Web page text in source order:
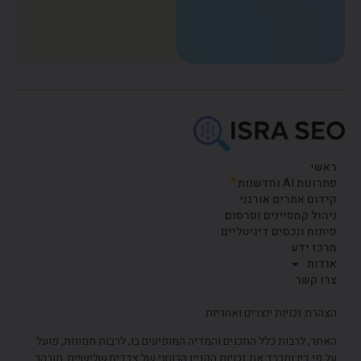
ראשי
פתרונות AI וחדשנות
קידום אתרים אורגני
ניהול קמפיינים ופרסום
פיתוח ונכסים דיגיטליים
מרכז ידע
אודות
צרו קשר
הצהרת זכויות יוצרים ואחריות
האתר, לרבות כלל התכנים והמדיה המופיעים בו, לרבות תמונות, פועל